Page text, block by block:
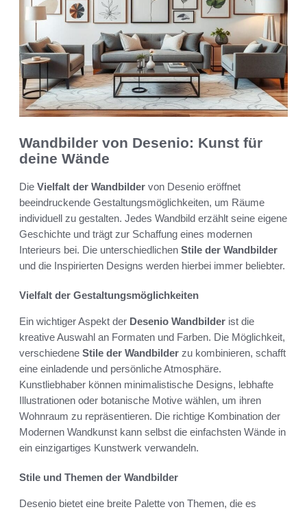
Wandbilder von Desenio: Kunst für
deine Wände
Die Vielfalt der Wandbilder von Desenio eröffnet
beeindruckende Gestaltungsmöglichkeiten, um Räume
individuell zu gestalten. Jedes Wandbild erzählt seine eigene
Geschichte und trägt zur Schaffung eines modernen
Interieurs bei. Die unterschiedlichen Stile der Wandbilder
und die Inspirierten Designs werden hierbei immer beliebter.
Vielfalt der Gestaltungsmöglichkeiten
Ein wichtiger Aspekt der Desenio Wandbilder ist die
kreative Auswahl an Formaten und Farben. Die Möglichkeit,
verschiedene Stile der Wandbilder zu kombinieren, schafft
eine einladende und persönliche Atmosphäre.
Kunstliebhaber können minimalistische Designs, lebhafte
Illustrationen oder botanische Motive wählen, um ihren
Wohnraum zu repräsentieren. Die richtige Kombination der
Modernen Wandkunst kann selbst die einfachsten Wände in
ein einzigartiges Kunstwerk verwandeln.
Stile und Themen der Wandbilder
Desenio bietet eine breite Palette von Themen, die es